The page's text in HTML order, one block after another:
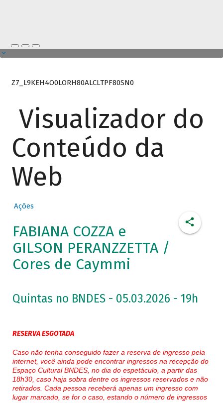
Z7_L9KEH4O0LORH80ALCLTPF80SN0
Visualizador do
Conteúdo da
Web
Ações
FABIANA COZZA e
GILSON PERANZZETTA /
Cores de Caymmi
Quintas no BNDES - 05.03.2026 - 19h
RESERVA ESGOTADA
Caso não tenha conseguido fazer a reserva de ingresso pela
internet, você ainda pode encontrar ingressos na recepção do
Espaço Cultural BNDES, no dia do espetáculo, a partir das
18h30, caso haja sobra dentre os ingressos reservados e não
retirados. Cada pessoa receberá apenas um ingresso com
lugar marcado, se for o caso, estando o número de ingressos